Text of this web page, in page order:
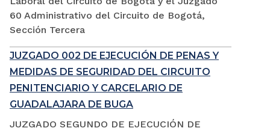
60 Administrativo del Circuito de Bogotá,
Sección Tercera
JUZGADO 002 DE EJECUCIÓN DE PENAS Y
MEDIDAS DE SEGURIDAD DEL CIRCUITO
PENITENCIARIO Y CARCELARIO DE
GUADALAJARA DE BUGA
JUZGADO SEGUNDO DE EJECUCIÓN DE